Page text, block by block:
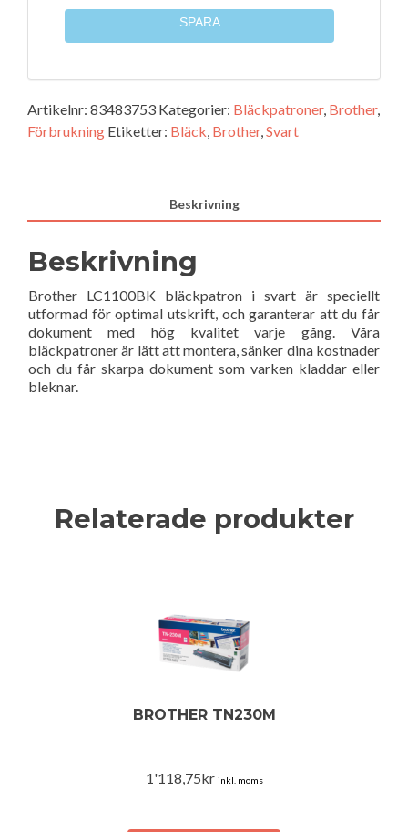
SPARA
Artikelnr: 83483753 Kategorier: Bläckpatroner, Brother,
Förbrukning Etiketter: Bläck, Brother,Svart
Beskrivning
Beskrivning
Brother LC1100BK bläckpatron i svart är speciellt
utformad för optimal utskrift, och garanterar att du får
dokument med hög kvalitet varje gång. Våra
bläckpatroner är lätt att montera, sänker dina kostnader
och du får skarpa dokument som varken kladdar eller
bleknar.
Relaterade produkter
BROTHER TN230M
1'118,75kr inkl. moms